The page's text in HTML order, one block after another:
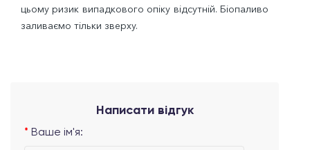
цьому ризик випадкового опіку відсутній. Біопаливо
заливаємо тільки зверху.
Написати відгук
Ваше ім'я: